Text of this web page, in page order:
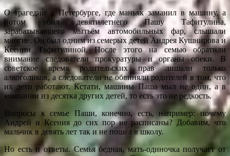
О трагедии в Петербурге, где маньяк заманил в машину, а
потом убил девятилетнего Пашу Тафитулина,
зарабатывавшего мытьём автомобильных фар, слышали
многие. Он был одним из семерых детей Андрея Кушнирова и
Ксении Тафитулиной. После этого на семью обратили
внимание следователи прокуратуры и органы опеки. В
советское время родительских прав лишали только
алкоголиков, а следователи не обвиняли родителей в том, что
их дети работают. Кстати, машины Паша мыл не один, а в
компании из десятка других детей, то есть это не редкость.
Вопросы к семье Паши, конечно, есть, например: почему
Андрей и Ксения до сих пор не расписаны? Добавим, что
мальчик в девять лет так и не пошёл в школу.
Но есть и ответы. Семья бедная, мать-одиночка получает от